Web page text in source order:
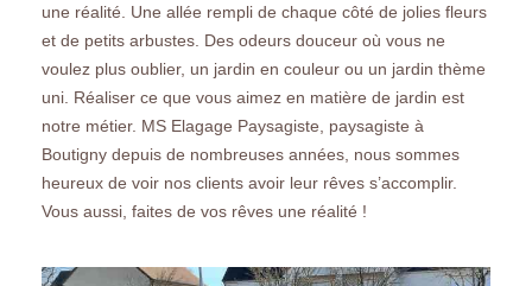
une réalité. Une allée rempli de chaque côté de jolies fleurs
et de petits arbustes. Des odeurs douceur où vous ne
voulez plus oublier, un jardin en couleur ou un jardin thème
uni. Réaliser ce que vous aimez en matière de jardin est
notre métier. MS Elagage Paysagiste, paysagiste à
Boutigny depuis de nombreuses années, nous sommes
heureux de voir nos clients avoir leur rêves s’accomplir.
Vous aussi, faites de vos rêves une réalité !